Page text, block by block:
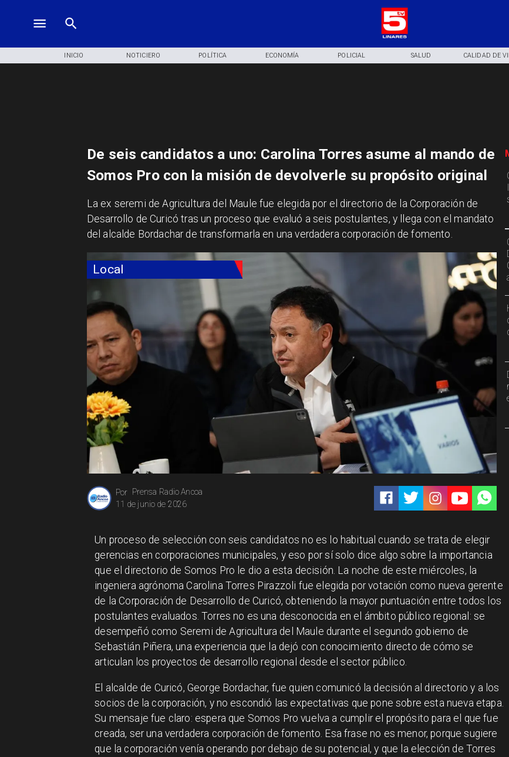
INICIO NOTICIERO POLÍTICA ECONOMÍA POLICIAL SALUD CALIDAD DE
Local
Prensa Radio Ancoa
Por
11 de junio de 2026
De seis candidatos a uno: Carolina Torres asume al mando de
Somos Pro con la misión de devolverle su propósito original
​La ex seremi de Agricultura del Maule fue elegida por el directorio de la Corporación de
Desarrollo de Curicó tras un proceso que evaluó a seis postulantes, y llega con el mandato
del alcalde Bordachar de transformarla en una verdadera corporación de fomento.
Un proceso de selección con seis candidatos no es lo habitual cuando se trata de elegir
gerencias en corporaciones municipales, y eso por sí solo dice algo sobre la importancia
que el directorio de Somos Pro le dio a esta decisión. La noche de este miércoles, la
ingeniera agrónoma Carolina Torres Pirazzoli fue elegida por votación como nueva gerente
de la Corporación de Desarrollo de Curicó, obteniendo la mayor puntuación entre todos los
postulantes evaluados. Torres no es una desconocida en el ámbito público regional: se
desempeñó como Seremi de Agricultura del Maule durante el segundo gobierno de
Sebastián Piñera, una experiencia que la dejó con conocimiento directo de cómo se
articulan los proyectos de desarrollo regional desde el sector público.
El alcalde de Curicó, George Bordachar, fue quien comunicó la decisión al directorio y a los
socios de la corporación, y no escondió las expectativas que pone sobre esta nueva etapa.
Su mensaje fue claro: espera que Somos Pro vuelva a cumplir el propósito para el que fue
creada, ser una verdadera corporación de fomento. Esa frase no es menor, porque sugiere
que la corporación venía operando por debajo de su potencial, y que la elección de Torres